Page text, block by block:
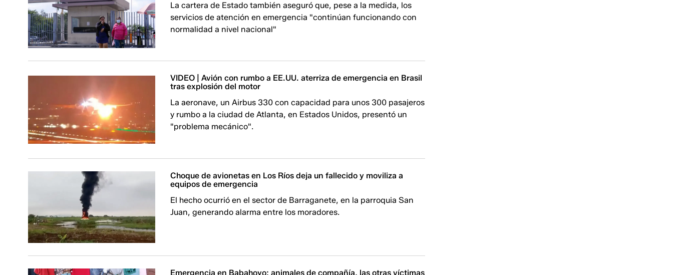
La cartera de Estado también aseguró que, pese a la medida, los
servicios de atención en emergencia "continúan funcionando con
normalidad a nivel nacional"
VIDEO | Avión con rumbo a EE.UU. aterriza de emergencia en Brasil
tras explosión del motor
La aeronave, un Airbus 330 con capacidad para unos 300 pasajeros
y rumbo a la ciudad de Atlanta, en Estados Unidos, presentó un
"problema mecánico".
Choque de avionetas en Los Ríos deja un fallecido y moviliza a
equipos de emergencia
El hecho ocurrió en el sector de Barraganete, en la parroquia San
Juan, generando alarma entre los moradores.
Emergencia en Babahoyo: animales de compañía, las otras víctimas